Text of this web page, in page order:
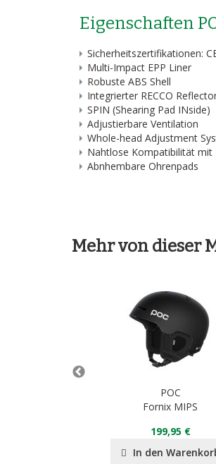
Eigenschaften
Sicherheitszertifikationen:
Multi-Impact EPP Liner
Robuste ABS Shell
Integrierter RECCO
SPIN (Shearing Pad INside)
Adjustierbare Ventilation
Whole-head Adjustment
Nahtlose Kompatibilität mit
Abnhembare Ohrenpads
Mehr von dieser
POC
Fornix MIPS
199,95 €
In den